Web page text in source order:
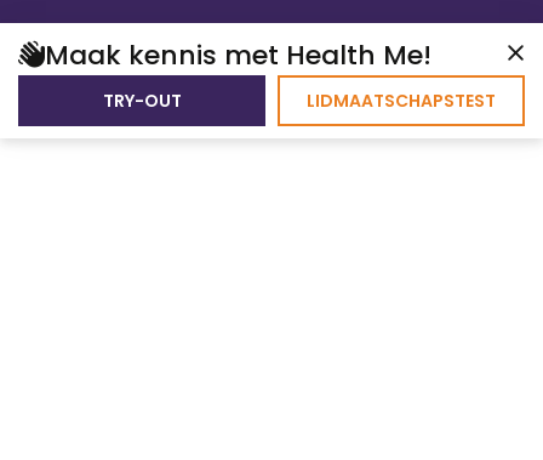
Maak kennis met Health Me!
TRY-OUT LIDMAATSCHAPSTEST